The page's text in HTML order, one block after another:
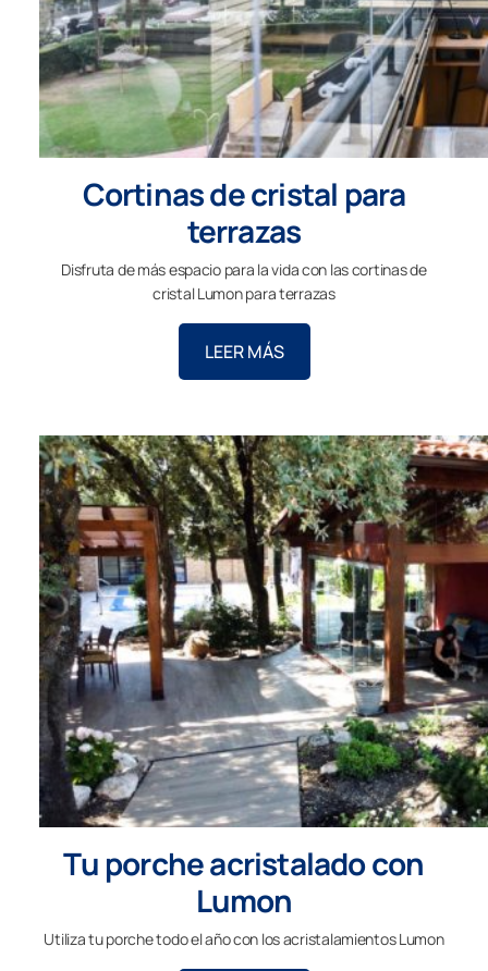
Cortinas de cristal para
terrazas
Disfruta de más espacio para la vida con las cortinas de
cristal Lumon para terrazas
LEER MÁS
Tu porche acristalado con
Lumon
Utiliza tu porche todo el año con los acristalamientos Lumon